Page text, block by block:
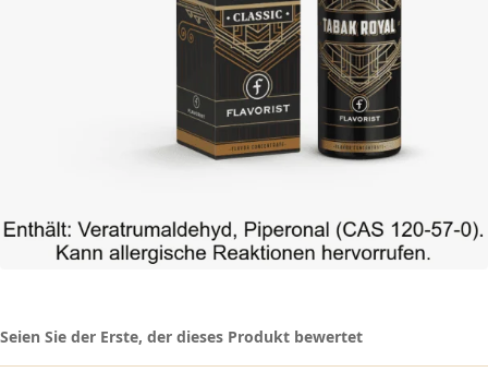
Seien Sie der Erste, der dieses Produkt bewertet